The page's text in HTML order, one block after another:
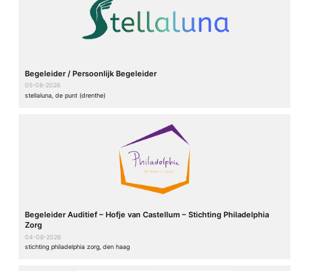
Begeleider / Persoonlijk Begeleider
05-08-2026
stellaluna, de punt (drenthe)
Begeleider Auditief – Hofje van Castellum – Stichting Philadelphia
Zorg
04-08-2026
stichting philadelphia zorg, den haag